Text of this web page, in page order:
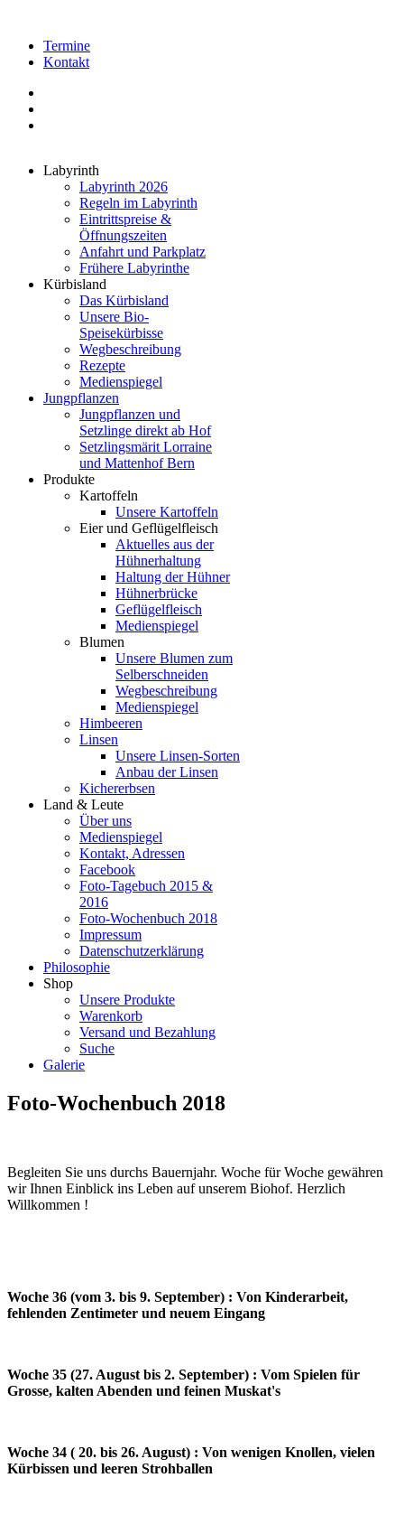
Termine
Kontakt
Labyrinth
Labyrinth 2026
Regeln im Labyrinth
Eintrittspreise &
Öffnungszeiten
Anfahrt und Parkplatz
Frühere Labyrinthe
Kürbisland
Das Kürbisland
Unsere Bio-
Speisekürbisse
Wegbeschreibung
Rezepte
Medienspiegel
Jungpflanzen
Jungpflanzen und
Setzlinge direkt ab Hof
Setzlingsmärit Lorraine
und Mattenhof Bern
Produkte
Kartoffeln
Unsere Kartoffeln
Eier und Geflügelfleisch
Aktuelles aus der
Hühnerhaltung
Haltung der Hühner
Hühnerbrücke
Geflügelfleisch
Medienspiegel
Blumen
Unsere Blumen zum
Selberschneiden
Wegbeschreibung
Medienspiegel
Himbeeren
Linsen
Unsere Linsen-Sorten
Anbau der Linsen
Kichererbsen
Land & Leute
Über uns
Medienspiegel
Kontakt, Adressen
Facebook
Foto-Tagebuch 2015 &
2016
Foto-Wochenbuch 2018
Impressum
Datenschutzerklärung
Philosophie
Shop
Unsere Produkte
Warenkorb
Versand und Bezahlung
Suche
Galerie
Foto-Wochenbuch 2018
Begleiten Sie uns durchs Bauernjahr. Woche für Woche gewähren
wir Ihnen Einblick ins Leben auf unserem Biohof. Herzlich
Willkommen !
Woche 36 (vom 3. bis 9. September) : Von Kinderarbeit,
fehlenden Zentimeter und neuem Eingang
Woche 35 (27. August bis 2. September) : Vom Spielen für
Grosse, kalten Abenden und feinen Muskat's
Woche 34 ( 20. bis 26. August) : Von wenigen Knollen, vielen
Kürbissen und leeren Strohballen